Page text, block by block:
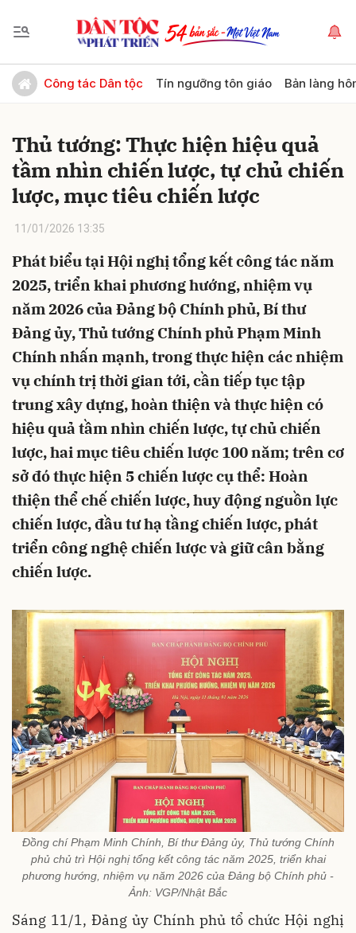
Công tác Dân tộc Tín ngưỡng tôn giáo Bản làng
Thủ tướng: Thực hiện hiệu quả
tầm nhìn chiến lược, tự chủ chiến
lược, mục tiêu chiến lược
11/01/2026 13:35
Phát biểu tại Hội nghị tổng kết công tác năm
2025, triển khai phương hướng, nhiệm vụ
năm 2026 của Đảng bộ Chính phủ, Bí thư
Đảng ủy, Thủ tướng Chính phủ Phạm Minh
Chính nhấn mạnh, trong thực hiện các nhiệm
vụ chính trị thời gian tới, cần tiếp tục tập
trung xây dựng, hoàn thiện và thực hiện có
hiệu quả tầm nhìn chiến lược, tự chủ chiến
lược, hai mục tiêu chiến lược 100 năm; trên cơ
sở đó thực hiện 5 chiến lược cụ thể: Hoàn
thiện thể chế chiến lược, huy động nguồn lực
chiến lược, đầu tư hạ tầng chiến lược, phát
triển công nghệ chiến lược và giữ cân bằng
chiến lược.
Đồng chí Phạm Minh Chính, Bí thư Đảng ủy, Thủ tướng Chính
phủ chủ trì Hội nghị tổng kết công tác năm 2025, triển khai
phương hướng, nhiệm vụ năm 2026 của Đảng bộ Chính phủ -
Ảnh: VGP/Nhật Bắc
Sáng 11/1, Đảng ủy Chính phủ tổ chức Hội nghị
Gửi bình luận